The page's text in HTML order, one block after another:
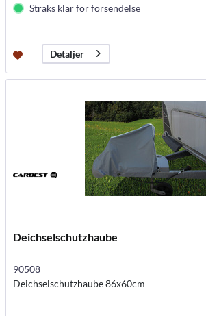
Straks klar for forsendelse
Detaljer
Deichselschutzhaube
90508
Deichselschutzhaube 86x60cm